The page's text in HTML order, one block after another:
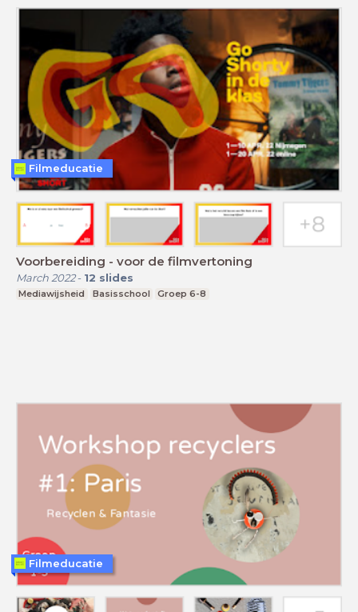
Voorbereiding - voor de filmvertoning
March 2022- 12 slides
Mediawijsheid Basisschool Groep 6-8
Filmeducatie
Filmeducatie